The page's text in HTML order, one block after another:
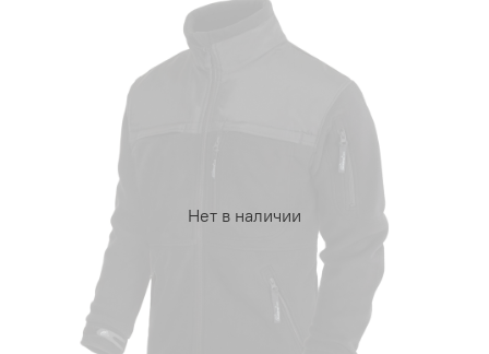
Нет в наличии